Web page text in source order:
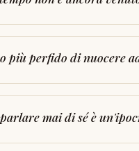
più perfido di nuocere
mai di sé è